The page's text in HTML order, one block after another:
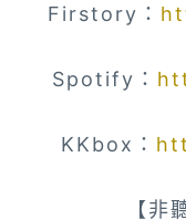
Firstory：
Spotify：
KKbox：
【非